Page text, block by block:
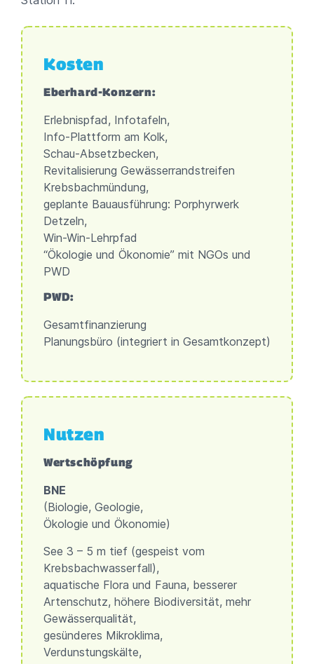
Kosten
Eberhard-Konzern:
Erlebnispfad, Infotafeln,
Info-Plattform am Kolk,
Schau-Absetzbecken,
Revitalisierung Gewässerrandstreifen
Krebsbachmündung,
geplante Bauausführung: Porphyrwerk
Detzeln,
Win-Win-Lehrpfad
“Ökologie und Ökonomie” mit NGOs und
PWD
PWD:
Gesamtfinanzierung
Planungsbüro (integriert in Gesamtkonzept)
Nutzen
Wertschöpfung
BNE
(Biologie, Geologie,
Ökologie und Ökonomie)
See 3 – 5 m tief (gespeist vom
Krebsbachwasserfall),
aquatische Flora und Fauna, besserer
Artenschutz, höhere Biodiversität, mehr
Gewässerqualität,
gesünderes Mikroklima,
Verdunstungskälte,